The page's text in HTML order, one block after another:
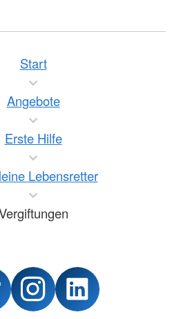
Start
Angebote
Erste Hilfe
Lebensretter